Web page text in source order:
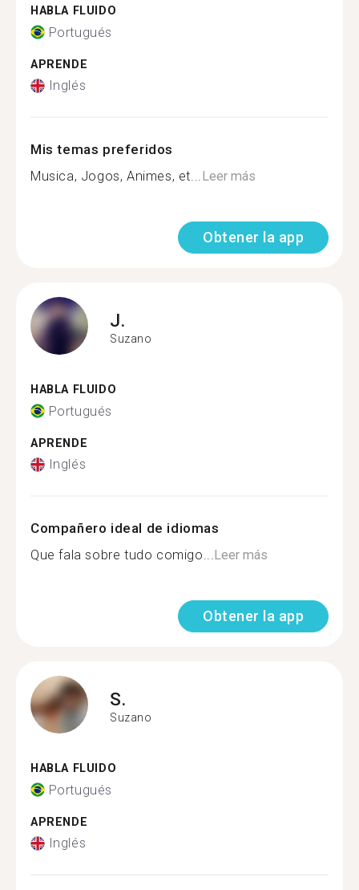
HABLA FLUIDO
Portugués
APRENDE
Inglés
Mis temas preferidos
Musica, Jogos, Animes, et...Leer más
Obtener la app
J.
Suzano
HABLA FLUIDO
Portugués
APRENDE
Inglés
Compañero ideal de idiomas
Que fala sobre tudo comigo...Leer más
Obtener la app
S.
Suzano
HABLA FLUIDO
Portugués
APRENDE
Inglés